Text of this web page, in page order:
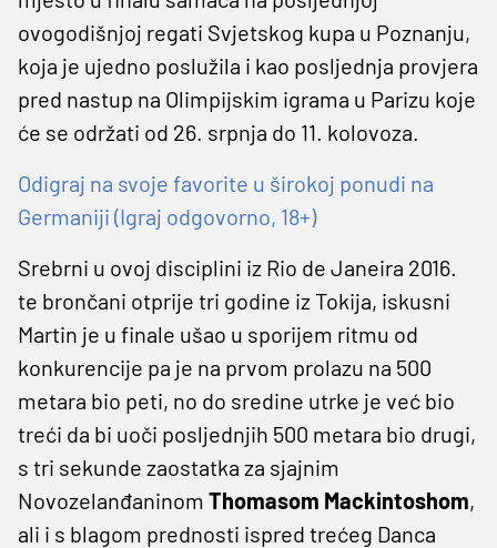
ovogodišnjoj regati Svjetskog kupa u Poznanju,
koja je ujedno poslužila i kao posljednja provjera
pred nastup na Olimpijskim igrama u Parizu koje
će se održati od 26. srpnja do 11. kolovoza.
Odigraj na svoje favorite u širokoj ponudi na
Germaniji (Igraj odgovorno, 18+)
Srebrni u ovoj disciplini iz Rio de Janeira 2016.
te brončani otprije tri godine iz Tokija, iskusni
Martin je u finale ušao u sporijem ritmu od
konkurencije pa je na prvom prolazu na 500
metara bio peti, no do sredine utrke je već bio
treći da bi uoči posljednjih 500 metara bio drugi,
s tri sekunde zaostatka za sjajnim
Novozelanđaninom Thomasom Mackintoshom,
ali i s blagom prednosti ispred trećeg Danca